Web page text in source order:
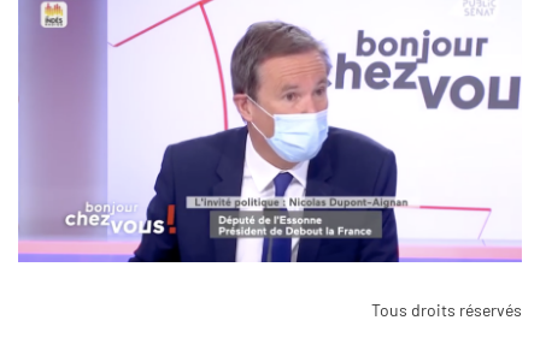
Tous droits réservés